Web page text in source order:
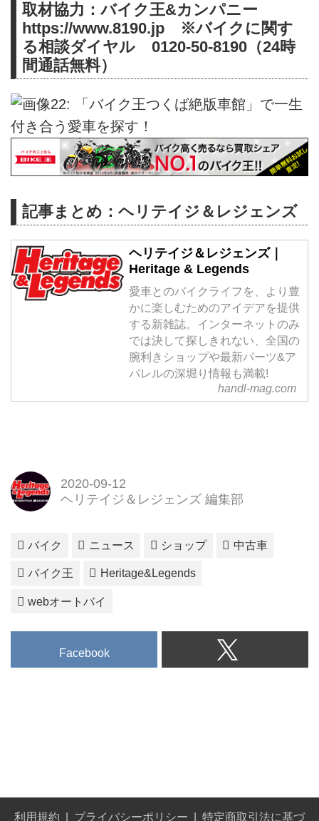
取材協力：バイク王&カンパニー
https://www.8190.jp ※バイクに関す
る相談ダイヤル 0120-50-8190（24時
間通話無料）
記事まとめ：ヘリテイジ＆レジェンズ
ヘリテイジ＆レジェンズ｜
Heritage & Legends
愛車とのバイクライフを、より豊
かに楽しむためのアイデアを提供
する新雑誌。インターネットのみ
では決して探しきれない、全国の
腕利きショップや最新パーツ&ア
パレルの深堀り情報も満載!
handl-mag.com
2020-09-12
ヘリテイジ＆レジェンズ 編集部
バイク ニュース ショップ 中古車
バイク王 Heritage&Legends
webオートバイ
Facebook
利用規約 プライバシーポリシー 特定商取引法に基づ